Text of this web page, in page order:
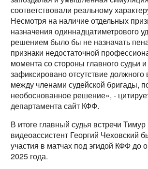
соответствовали реальному
Несмотря на наличие отдельных
назначения одиннадцатиметрового
решением было бы не назначать
признаки недостаточной
момента со стороны главного судьи
зафиксировано отсутствие должного
между членами судейской бригады,
необоснованное решение», -
департамента сайт КФФ.
В итоге главный судья встречи
видеоассистент Георгий Чеховский
участия в матчах под эгидой КФФ до
2025 года.